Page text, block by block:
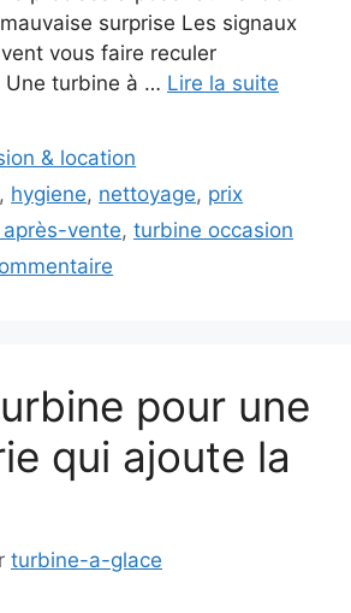
surprise Les signaux
vous faire reculer
Une turbine à … Lire la suite
& location
, hygiene, nettoyage, prix
vente, turbine occasion
pour une
qui ajoute la
turbine-a-glace